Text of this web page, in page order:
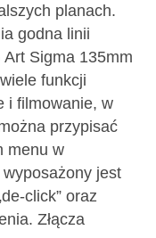
planach.
godna linii
Sigma 135mm
funkcji
i filmowanie, w
przypisać
menu w
jest
click” oraz
Złącza